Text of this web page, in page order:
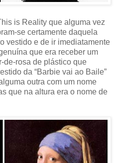
is Reality que alguma vez
se certamente daquela
vestido e de ir imediatamente
que era receber um
de-rosa de plástico que
da “Barbie vai ao Baile”
outra com um nome
que na altura era o nome de